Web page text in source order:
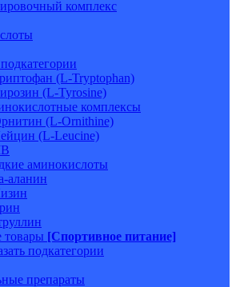
комплекс
(L-Tryptophan)
(L-Tyrosine)
комплексы
(L-Ornithine)
(L-Leucine)
аминокислоты
аланин
товары [Спортивное питание]
подкатегории
препараты